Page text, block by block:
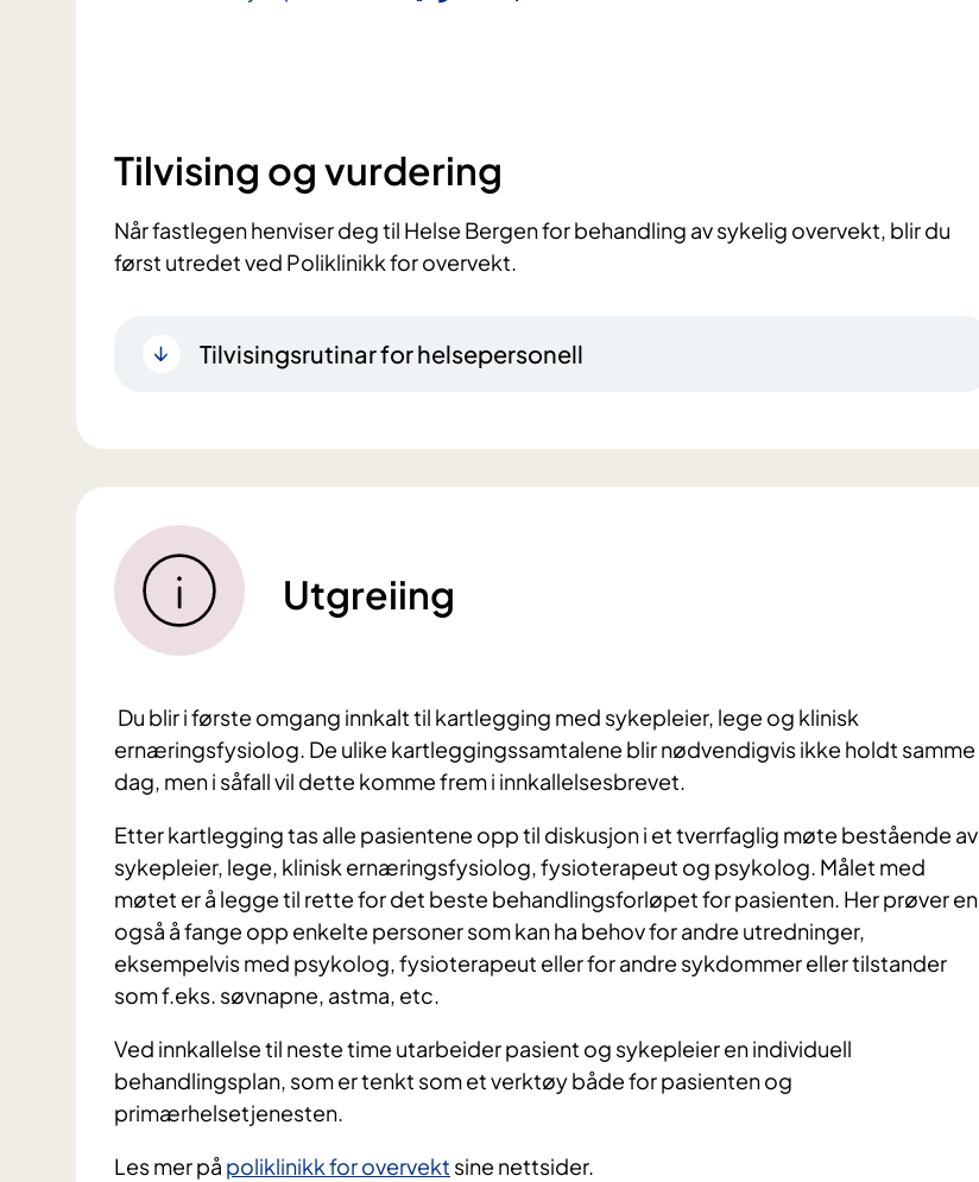
Tilvising og vurdering
Når fastlegen henviser deg til Helse Bergen for behandling av sykelig overvekt, blir du
først utredet ved Poliklinikk for overvekt.
Tilvisingsrutinar for helsepersonell
Utgreiing
Du blir i første omgang innkalt til kartlegging med sykepleier, lege og klinisk
ernæringsfysiolog. De ulike kartleggingssamtalene blir nødvendigvis ikke holdt samme
dag, men i såfall vil dette komme frem i innkallelsesbrevet.
Etter kartlegging tas alle pasientene opp til diskusjon i et tverrfaglig møte bestående av
sykepleier, lege, klinisk ernæringsfysiolog, fysioterapeut og psykolog. Målet med
møtet er å legge til rette for det beste behandlingsforløpet for pasienten. Her prøver en
også å fange opp enkelte personer som kan ha behov for andre utredninger,
eksempelvis med psykolog, fysioterapeut eller for andre sykdommer eller tilstander
som f.eks. søvnapne, astma, etc.
Ved innkallelse til neste time utarbeider pasient og sykepleier en individuell
behandlingsplan, som er tenkt som et verktøy både for pasienten og
primærhelsetjenesten.
Les mer på poliklinikk for overvekt sine nettsider.